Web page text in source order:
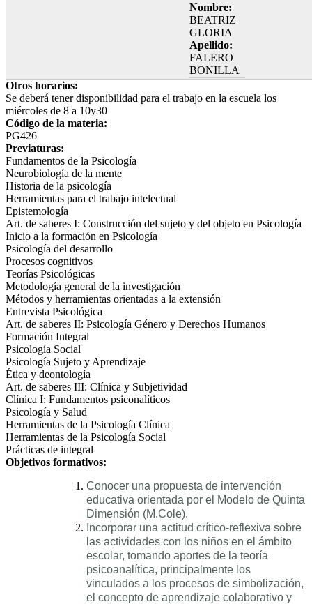
Nombre:
BEATRIZ
GLORIA
Apellido:
FALERO
BONILLA
Otros horarios:
Se deberá tener disponibilidad para el trabajo en la escuela los
miércoles de 8 a 10y30
Código de la materia:
PG426
Previaturas:
Fundamentos de la Psicología
Neurobiología de la mente
Historia de la psicología
Herramientas para el trabajo intelectual
Epistemología
Art. de saberes I: Construcción del sujeto y del objeto en Psicología
Inicio a la formación en Psicología
Psicología del desarrollo
Procesos cognitivos
Teorías Psicológicas
Metodología general de la investigación
Métodos y herramientas orientadas a la extensión
Entrevista Psicológica
Art. de saberes II: Psicología Género y Derechos Humanos
Formación Integral
Psicología Social
Psicología Sujeto y Aprendizaje
Ética y deontología
Art. de saberes III: Clínica y Subjetividad
Clínica I: Fundamentos psiconalíticos
Psicología y Salud
Herramientas de la Psicología Clínica
Herramientas de la Psicología Social
Prácticas de integral
Objetivos formativos:
Conocer una propuesta de intervención
educativa orientada por el Modelo de Quinta
Dimensión (M.Cole).
Incorporar una actitud crítico-reflexiva sobre
las actividades con los niños en el ámbito
escolar, tomando aportes de la teoría
psicoanalítica, principalmente los
vinculados a los procesos de simbolización,
el concepto de aprendizaje colaborativo y